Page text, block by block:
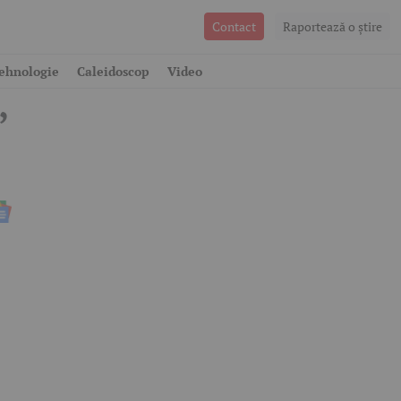
Contact Raportează o ştire
Caleidoscop Video